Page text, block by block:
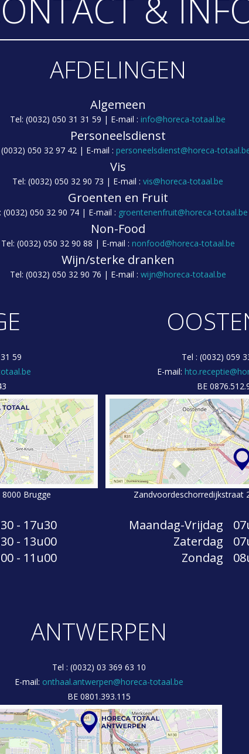
&
AFDELINGEN
Algemeen
Tel: (0032) 050 31 31 59 | E-mail : info@horeca-totaal.be
Personeelsdienst
(0032) 050 32 97 42 | E-mail : personeelsdienst@horeca-
Vis
Tel: (0032) 050 32 90 73 | E-mail : vis@horeca-totaal.be
Groenten en Fruit
(0032) 050 32 90 74 | E-mail : groentenenfruit@horeca-totaal.be
Non-Food
Tel: (0032) 050 32 90 88 | E-mail : nonfood@horeca-totaal.be
Wijn/sterke dranken
Tel: (0032) 050 32 90 76 | E-mail : wijn@horeca-totaal.be
59
Brugge
- 17u30
- 13u00
- 11u00
Tel : (0032) 059
E-mail:
BE
Zandvoordeschorredijkstraat
Maandag-Vrijdag
Zaterdag
Zondag
ANTWERPEN
Tel : (0032) 03 369 63 10
E-mail: onthaal.antwerpen@horeca-totaal.be
BE 0801.393.115